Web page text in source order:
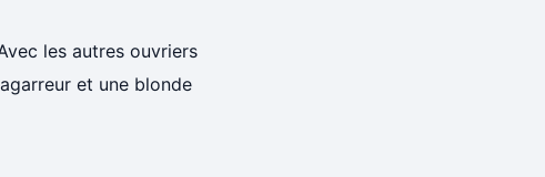
les autres ouvriers
et une blonde